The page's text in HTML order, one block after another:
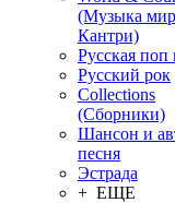
(Музыка
Кантри)
Русская поп
Русский рок
Сollections
(Сборники)
Шансон и
песня
Эстрада
+ ЕЩЕ